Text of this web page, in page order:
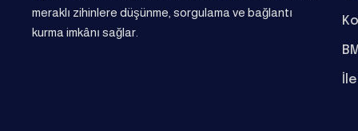
meraklı zihinlere düşünme, sorgulama ve bağlantı
kurma imkânı sağlar.